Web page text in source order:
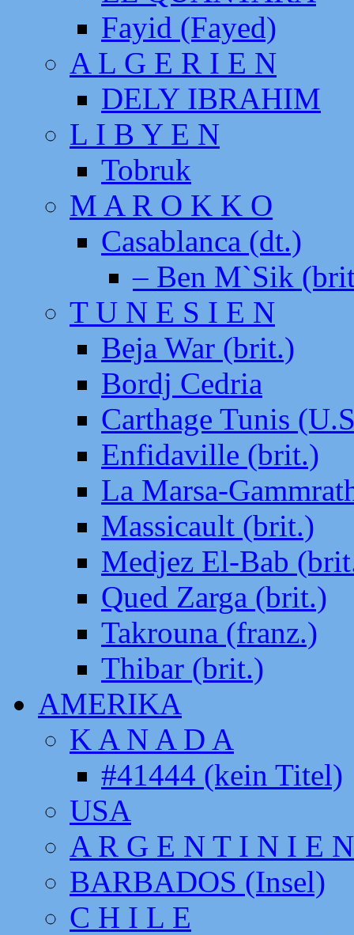
Fayid (Fayed)
A L G E R I E N
DELY IBRAHIM
L I B Y E N
Tobruk
M A R O K K O
Casablanca (dt.)
– Ben M`Sik
T U N E S I E N
Beja War (brit.)
Bordj Cedria
Carthage Tunis
Enfidaville (brit.)
La Marsa-
Massicault (brit.)
Medjez El-Bab
Qued Zarga (brit.)
Takrouna (franz.)
Thibar (brit.)
AMERIKA
K A N A D A
#41444 (kein Titel)
USA
A R G E N T I N I E N
BARBADOS (Insel)
C H I L E